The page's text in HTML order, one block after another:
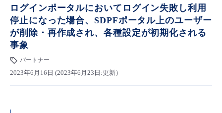
クラウド/サーバー
ネットワーク
IoT
データ利活用
クラウド/サーバー
ネットワーク
料金情報
料金シミュレーター
データ利活用
ご利用開始ガイド
■ 管理機能
ユースケース
ログインポータルにおいてログイン失敗し利用
停止になった場合、SDPFポータル上のユーザー
が削除・再作成され、各種設定が初期化される
事象
パートナー
2023年6月16日 (2023年6月23日:更新）